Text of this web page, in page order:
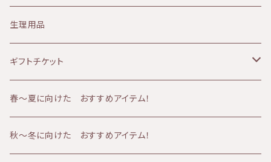
華布
山燕庵
AMBESSA & CO（アンベッサアンドコー）
yuica（ユイカ）
ニキビ肌
くすみ肌
アトピー肌
エイジング肌
シャンプー
シャワーアイテム
メンズケア
冷え
30代
40代
50代
60代
ミルククレンジング
化粧水
オイル
バーム
クリーム
生理用品
ギフトチケット
フェイシャルコース
60分コース
ボディコース
春〜夏に向けた おすすめアイテム！
秋～冬に向けた おすすめアイテム！